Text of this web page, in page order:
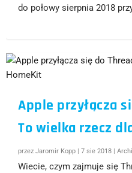
do połowy sierpnia 2018
Apple przyłącza
To wielka rzecz
przezJaromir Kopp |7 sie 2018 |
Wiecie, czym zajmuje się